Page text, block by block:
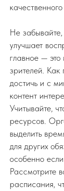
качественного
Не
улучшает
главное — это
зрителей. Как
достичь и с
контент
Учитывайте,
ресурсов.
выделить
для других
особенно
Рассмотрите
расписания,